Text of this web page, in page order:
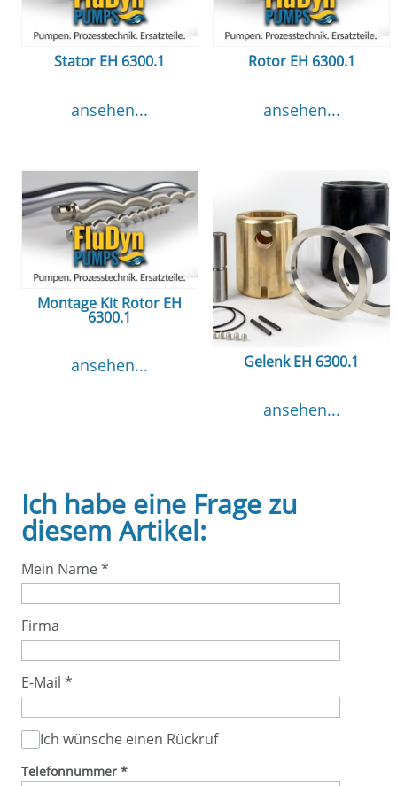
Stator EH 6300.1
ansehen...
Rotor EH 6300.1
ansehen...
Montage Kit Rotor EH
6300.1
ansehen... Gelenk EH 6300.1
ansehen...
Ich habe eine Frage zu
diesem Artikel:
Mein Name*
Firma
E-Mail *
Ich wünsche einen Rückruf
Telefonnummer *